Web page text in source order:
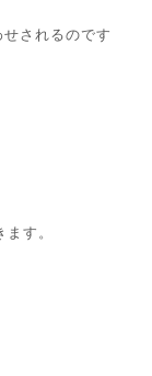
されるのです
す。